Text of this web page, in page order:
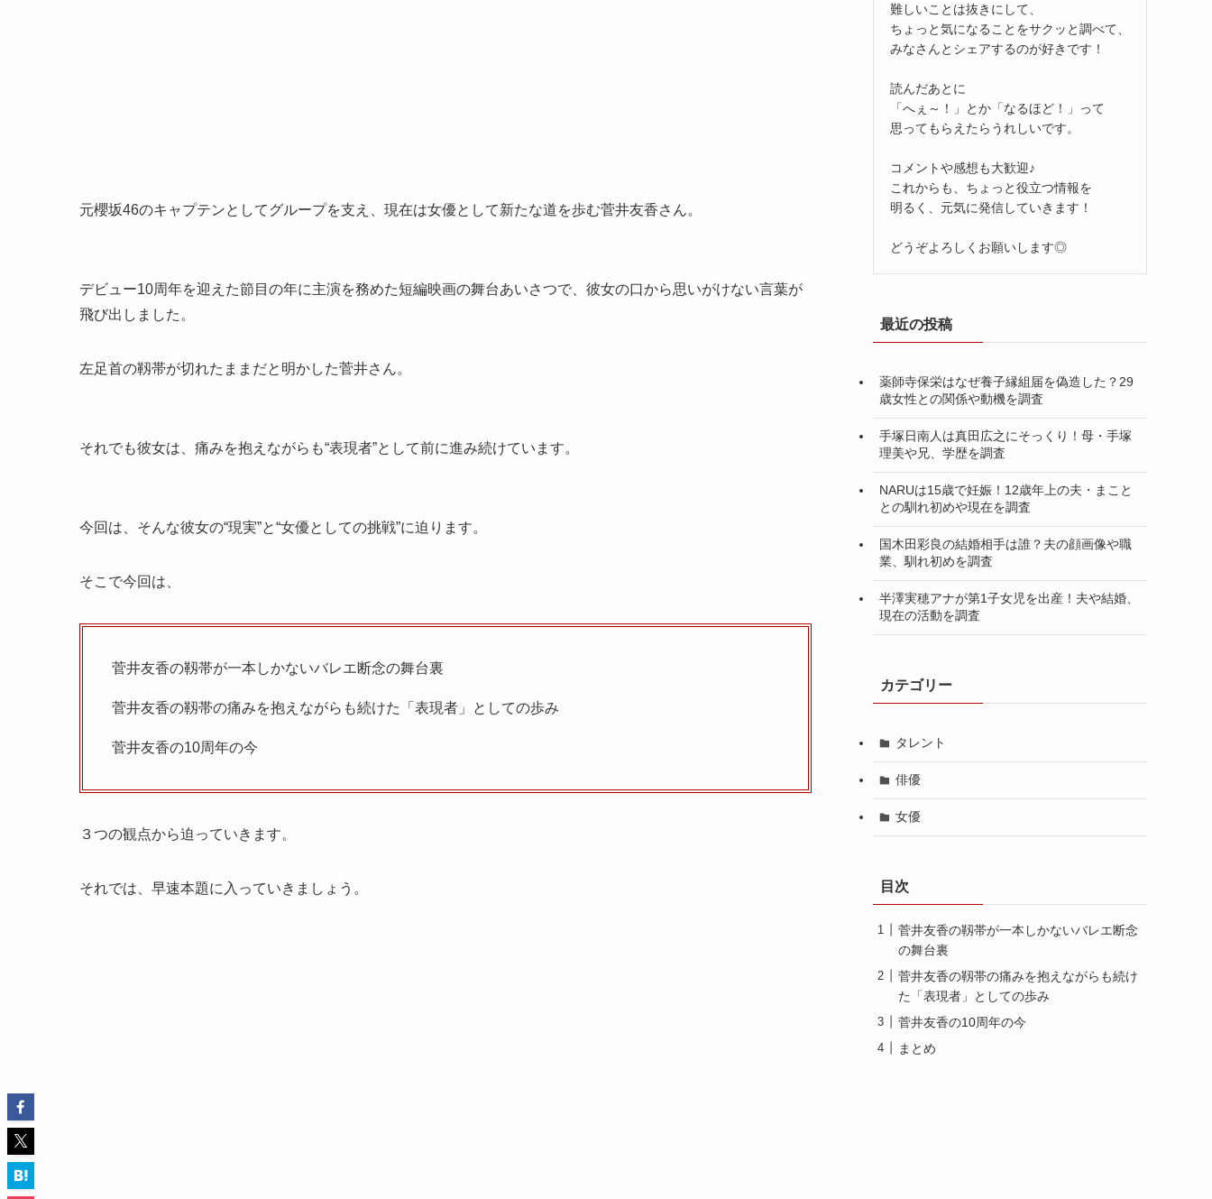
元櫻坂46のキャプテンとしてグループを支え、現在は女優として新たな道を歩む菅井友香さん。
デビュー10周年を迎えた節目の年に主演を務めた短編映画の舞台あいさつで、彼女の口から思いがけない言葉が
飛び出しました。
左足首の靱帯が切れたままだと明かした菅井さん。
それでも彼女は、痛みを抱えながらも“表現者”として前に進み続けています。
今回は、そんな彼女の“現実”と“女優としての挑戦”に迫ります。
そこで今回は、
菅井友香の靱帯が一本しかないバレエ断念の舞台裏
菅井友香の靱帯の痛みを抱えながらも続けた「表現者」としての歩み
菅井友香の10周年の今
３つの観点から迫っていきます。
それでは、早速本題に入っていきましょう。
難しいことは抜きにして、
ちょっと気になることをサクッと調べて、
みなさんとシェアするのが好きです！
読んだあとに
「へぇ～！」とか「なるほど！」って
思ってもらえたらうれしいです。
コメントや感想も大歓迎♪
これからも、ちょっと役立つ情報を
明るく、元気に発信していきます！
どうぞよろしくお願いします◎
最近の投稿
薬師寺保栄はなぜ養子縁組届を偽造した？29
歳女性との関係や動機を調査
手塚日南人は真田広之にそっくり！母・手塚
理美や兄、学歴を調査
NARUは15歳で妊娠！12歳年上の夫・まこと
との馴れ初めや現在を調査
国木田彩良の結婚相手は誰？夫の顔画像や職
業、馴れ初めを調査
半澤実穂アナが第1子女児を出産！夫や結婚、
現在の活動を調査
カテゴリー
タレント
俳優
女優
目次
菅井友香の靱帯が一本しかないバレエ断念
の舞台裏
菅井友香の靱帯の痛みを抱えながらも続け
た「表現者」としての歩み
菅井友香の10周年の今
まとめ